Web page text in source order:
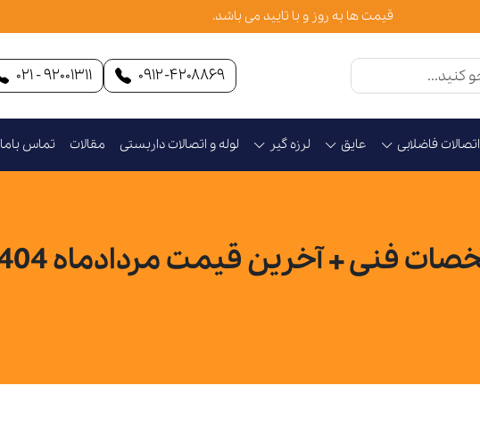
قیمت ها به روز و با تایید می باشد.
۰۹۱۲-۴۲۰۸۸۶۹ 92001311 - 021
فاضلابی عایق لرزه گیر لوله و اتصالات داربستی مقالات تماس باما
فنی + آخرین قیمت مردادماه 1404)